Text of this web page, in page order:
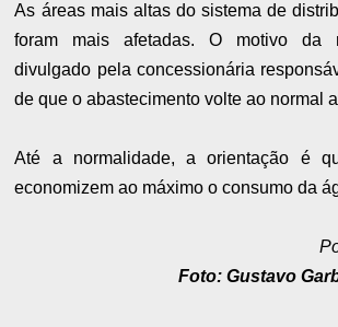
As áreas mais altas do sistema de
foram mais afetadas. O motivo da
divulgado pela concessionária
de que o abastecimento volte ao normal
Até a normalidade, a orientação é
economizem ao máximo o consumo da
Foto: Gustavo